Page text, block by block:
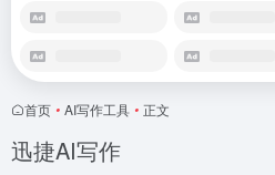
首页 • AI写作工具 • 正文
迅捷AI写作